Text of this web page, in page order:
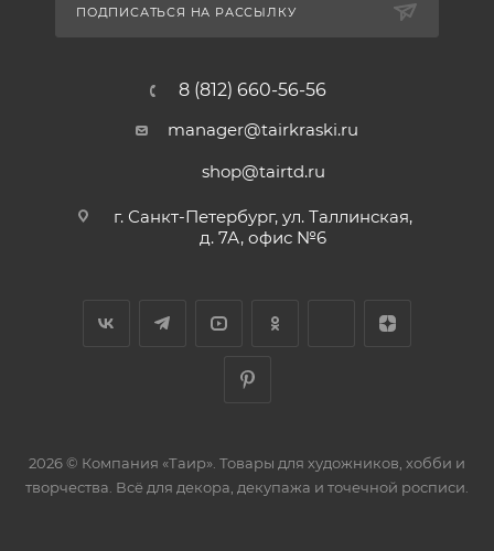
ПОДПИСАТЬСЯ НА РАССЫЛКУ
8 (812) 660-56-56
manager@tairkraski.ru
shop@tairtd.ru
г. Санкт-Петербург, ул. Таллинская,
д. 7А, офис №6
2026 © Компания «Таир». Товары для художников, хобби и
творчества. Всё для декора, декупажа и точечной росписи.